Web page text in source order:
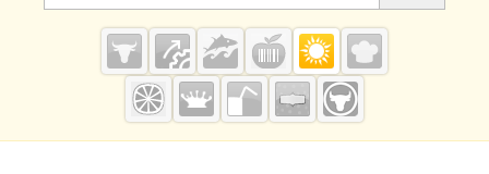
Cсылки на полезные проекты
Grainboard.ru
— зерно и
мука